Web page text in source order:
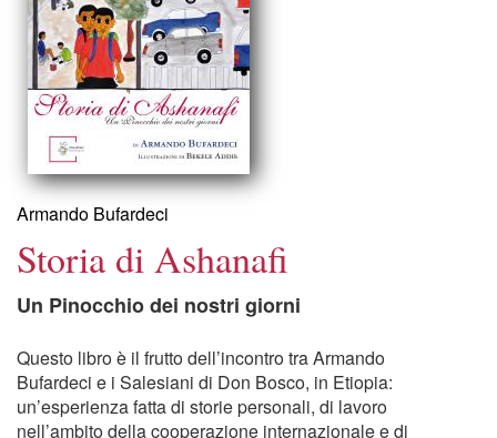
Armando Bufardeci
Storia di Ashanafi
Un Pinocchio dei nostri giorni
Questo libro è il frutto dell’incontro tra Armando
Bufardeci e i Salesiani di Don Bosco, in Etiopia:
un’esperienza fatta di storie personali, di lavoro
nell’ambito della cooperazione internazionale e di